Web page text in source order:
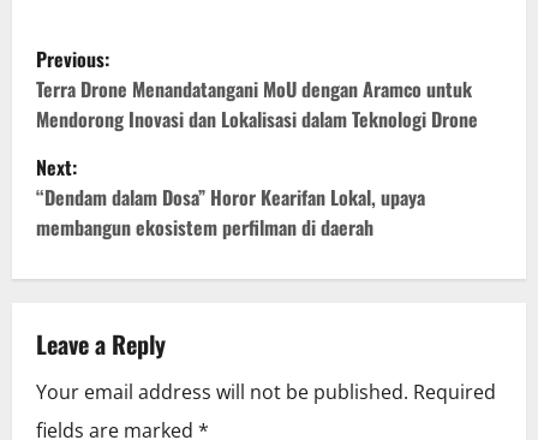
P
o
s
t
n
v
i
Previous:
Terra Drone Menandatangani MoU dengan Aramco untuk
Mendorong Inovasi dan Lokalisasi dalam Teknologi Drone
Next:
“Dendam dalam Dosa” Horor Kearifan Lokal, upaya
membangun ekosistem perfilman di daerah
Leave a Reply
Your email address will not be published. Required
fields are marked *